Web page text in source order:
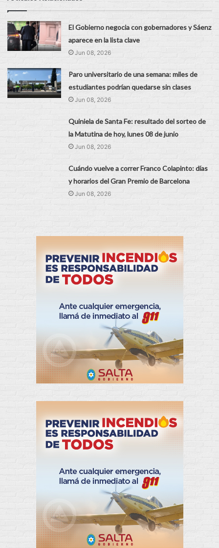
El Gobierno negocia con gobernadores y Sáenz
aparece en la lista clave
Jun 08, 2026
Paro universitario de una semana: miles de
estudiantes podrían quedarse sin clases
Jun 08, 2026
Quiniela de Santa Fe: resultado del sorteo de
la Matutina de hoy, lunes 08 de junio
Jun 08, 2026
Cuándo vuelve a correr Franco Colapinto: días
y horarios del Gran Premio de Barcelona
Jun 08, 2026